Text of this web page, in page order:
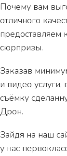
Почему вам
отличного
предоставляем
сюрпризы.
Заказав
и видео
съёмку
Дрон.
Зайдя на наш
у нас